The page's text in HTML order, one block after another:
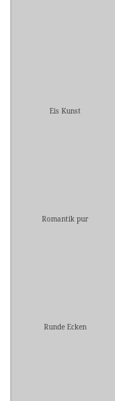
Eis Kunst
Romantik pur
Runde Ecken